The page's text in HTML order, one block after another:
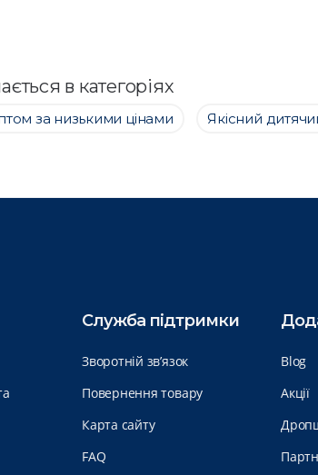
в категоріях
за низькими цінами Якісний
Служба підтримки
Зворотній зв’язок
Повернення товару
Карта сайту
FAQ
Blog
Акції